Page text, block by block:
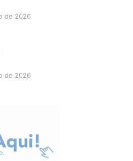
de 2026
de 2026